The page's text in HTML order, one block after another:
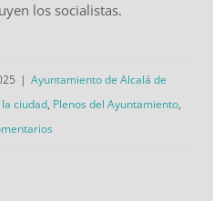
los socialistas.
| Ayuntamiento de Alcalá de
ciudad, Plenos del Ayuntamiento,